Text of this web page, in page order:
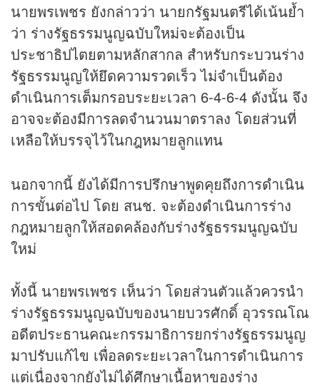
นายพรเพชร ยังกล่าวว่า นายกรัฐมนตรีได้เน้นย้ำ
ว่า ร่างรัฐธรรมนูญฉบับใหม่จะต้องเป็น
ประชาธิปไตยตามหลักสากล สำหรับกระบวนร่าง
รัฐธรรมนูญให้ยึดความรวดเร็ว ไม่จำเป็นต้อง
ดำเนินการเต็มกรอบระยะเวลา 6-4-6-4 ดังนั้น จึง
อาจจะต้องมีการลดจำนวนมาตราลง โดยส่วนที่
เหลือให้บรรจุไว้ในกฎหมายลูกแทน
นอกจากนี้ ยังได้มีการปรึกษาพูดคุยถึงการดำเนิน
การขั้นต่อไป โดย สนช. จะต้องดำเนินการร่าง
กฎหมายลูกให้สอดคล้องกับร่างรัฐธรรมนูญฉบับ
ใหม่
ทั้งนี้ นายพรเพชร เห็นว่า โดยส่วนตัวแล้วควรนำ
ร่างรัฐธรรมนูญฉบับของนายบวรศักดิ์ อุวรรณโณ
อดีตประธานคณะกรรมาธิการยกร่างรัฐธรรมนูญ
มาปรับแก้ไข เพื่อลดระยะเวลาในการดำเนินการ
แต่เนื่องจากยังไม่ได้ศึกษาเนื้อหาของร่าง